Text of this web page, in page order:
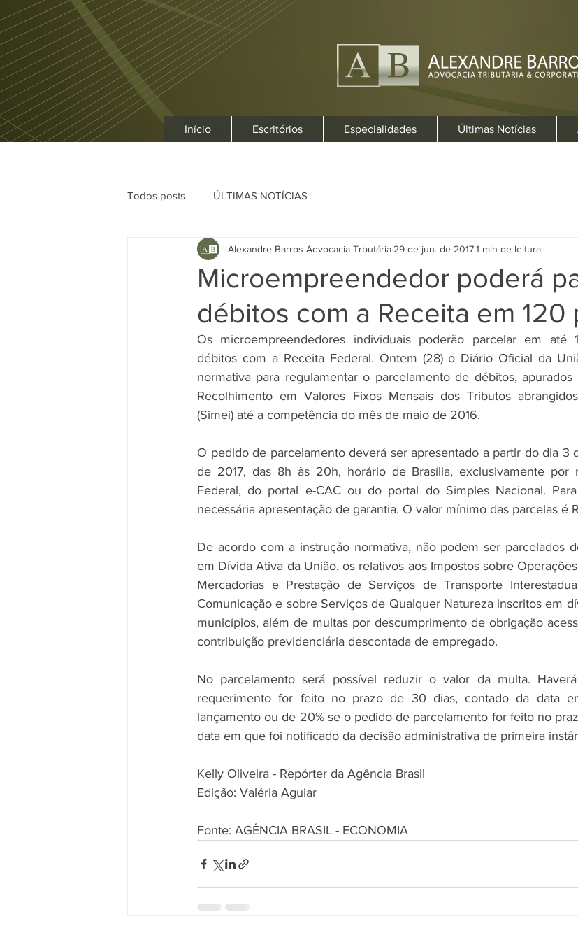
Início Escritórios Especialidades Últimas Notícias
Todos posts ÚLTIMAS NOTÍCIAS
Microempreendedor poderá
débitos com a Receita em 120
Alexandre Barros Advocacia Trbutária 29 de jun. de 20171 min de leitura
Os microempreendedores individuais poderão parcelar em até
débitos com a Receita Federal. Ontem (28) o Diário Oficial da
normativa para regulamentar o parcelamento de débitos,
Recolhimento em Valores Fixos Mensais dos Tributos
(Simei) até a competência do mês de maio de 2016.
O pedido de parcelamento deverá ser apresentado a partir do dia 3
de 2017, das 8h às 20h, horário de Brasília, exclusivamente por
Federal, do portal e-CAC ou do portal do Simples Nacional.
necessária apresentação de garantia. O valor mínimo das parcelas é
De acordo com a instrução normativa, não podem ser parcelados
em Dívida Ativa da União, os relativos aos Impostos sobre
Mercadorias e Prestação de Serviços de Transporte
Comunicação e sobre Serviços de Qualquer Natureza inscritos em
municípios, além de multas por descumprimento de obrigação
contribuição previdenciária descontada de empregado.
No parcelamento será possível reduzir o valor da multa.
requerimento for feito no prazo de 30 dias, contado da data
lançamento ou de 20% se o pedido de parcelamento for feito no
data em que foi notificado da decisão administrativa de primeira
Kelly Oliveira - Repórter da Agência Brasil
Edição: Valéria Aguiar
Fonte: AGÊNCIA BRASIL - ECONOMIA